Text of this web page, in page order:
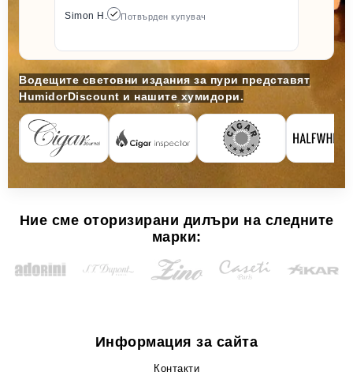
Simon H. Потвърден купувач
Водещите световни издания за пури представят
HumidorDiscount и нашите хумидори.
Ние сме оторизирани дилъри на следните
марки:
Информация за сайта
Контакти